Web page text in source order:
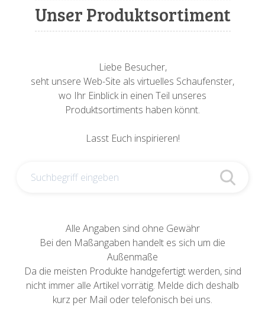
Unser Produktsortiment
Liebe Besucher,
seht unsere Web-Site als virtuelles Schaufenster,
wo Ihr Einblick in einen Teil unseres
Produktsortiments haben könnt.
Lasst Euch inspirieren!
Alle Angaben sind ohne Gewähr
Bei den Maßangaben handelt es sich um die
Außenmaße
Da die meisten Produkte handgefertigt werden, sind
nicht immer alle Artikel vorrätig. Melde dich deshalb
kurz per Mail oder telefonisch bei uns.
Sonnenuhren
Spardosen
Vögel
Vogeltränken
Verschiedene
Wandschalen
Sockel + Säulen
Tierfiguren
Meeresbewohner
Schildkröten
Schweine + Wildschweine
Verschiedene
Zwiebel- + Knoblauchtöpfe